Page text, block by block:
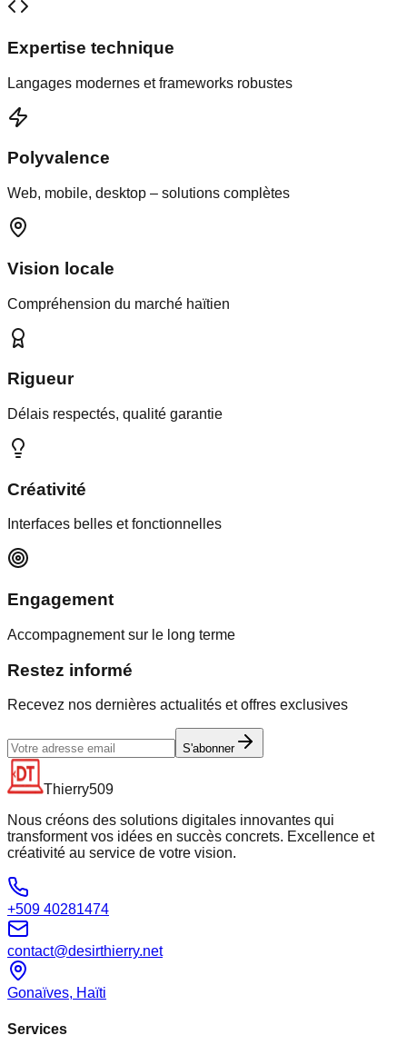
Expertise technique
Langages modernes et frameworks robustes
Polyvalence
Web, mobile, desktop – solutions complètes
Vision locale
Compréhension du marché haïtien
Rigueur
Délais respectés, qualité garantie
Créativité
Interfaces belles et fonctionnelles
Engagement
Accompagnement sur le long terme
Restez informé
Recevez nos dernières actualités et offres exclusives
S'abonner
Thierry509
Nous créons des solutions digitales innovantes qui
transforment vos idées en succès concrets. Excellence et
créativité au service de votre vision.
+509 40281474
contact@desirthierry.net
Gonaïves, Haïti
Services